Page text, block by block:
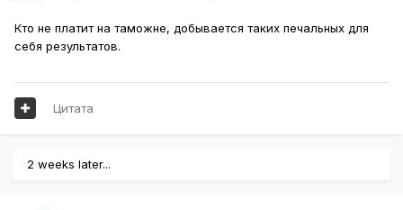
Кто не платит на таможне, добывается таких печальных для
себя результатов.
Цитата
2 weeks later...